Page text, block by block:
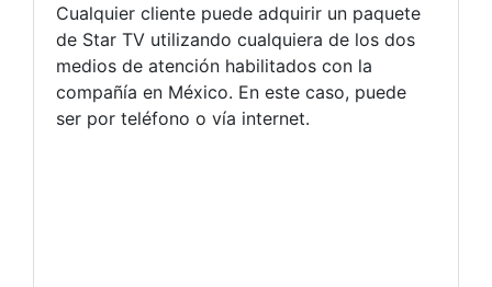
Cualquier cliente puede adquirir un paquete
de Star TV utilizando cualquiera de los dos
medios de atención habilitados con la
compañía en México. En este caso, puede
ser por teléfono o vía internet.